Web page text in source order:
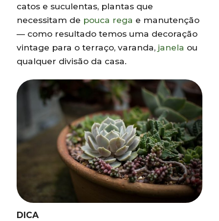
catos e suculentas, plantas que
necessitam de pouca rega e manutenção
— como resultado temos uma decoração
vintage para o terraço, varanda, janela ou
qualquer divisão da casa.
DICA